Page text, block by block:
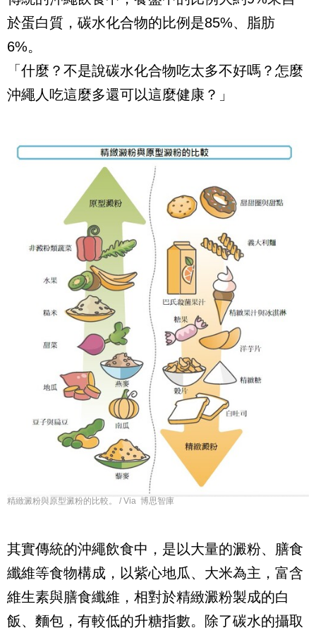
於蛋白質，碳水化合物的比例是85%、脂肪
6%。
「什麼？不是說碳水化合物吃太多不好嗎？怎麼
沖繩人吃這麼多還可以這麼健康？」
精緻澱粉與原型澱粉的比較。 / Via 博思智庫
其實傳統的沖繩飲食中，是以大量的澱粉、膳食
纖維等食物構成，以紫心地瓜、大米為主，富含
維生素與膳食纖維，相對於精緻澱粉製成的白
飯、麵包，有較低的升糖指數。除了碳水的攝取